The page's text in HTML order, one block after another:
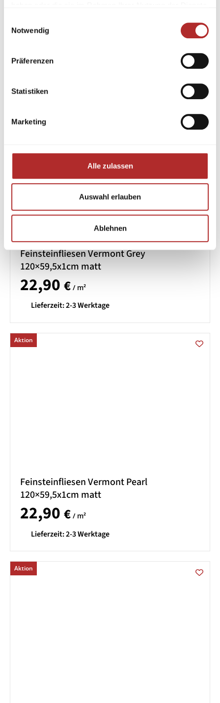
Notwendig
Präferenzen
Statistiken
Marketing
Alle zulassen
Auswahl erlauben
Ablehnen
Feinsteinfliesen Veymont Natural
120×59,5x1cm matt
22,90
Feinsteinfliesen Vermont Grey
120×59,5x1cm matt
22,90 € / m²
Lieferzeit:2-3 Werktage
Aktion
Feinsteinfliesen Vermont Pearl
120×59,5x1cm matt
22,90 € / m²
Lieferzeit:2-3 Werktage
Aktion